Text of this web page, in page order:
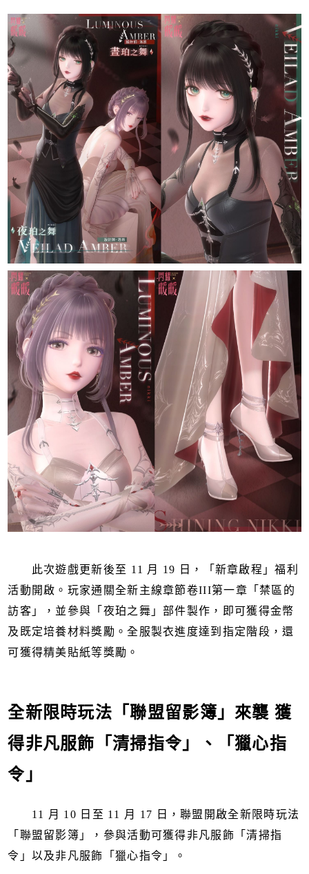
此次遊戲更新後至 11 月 19 日，「新章啟程」福利
活動開啟。玩家通關全新主線章節卷III第一章「禁區的
訪客」，並參與「夜珀之舞」部件製作，即可獲得金幣
及既定培養材料獎勵。全服製衣進度達到指定階段，還
可獲得精美貼紙等獎勵。
全新限時玩法「聯盟留影簿」來襲 獲
得非凡服飾「清掃指令」、「獵心指
令」
11 月 10 日至 11 月 17 日，聯盟開啟全新限時玩法
「聯盟留影簿」，參與活動可獲得非凡服飾「清掃指
令」以及非凡服飾「獵心指令」。